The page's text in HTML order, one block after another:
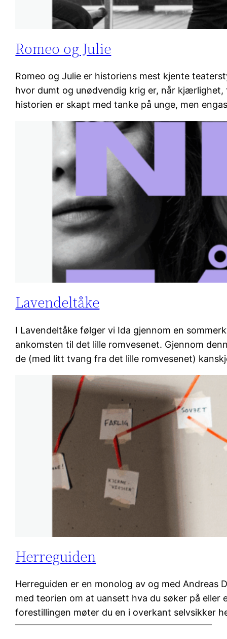
Romeo og Julie
Romeo og Julie er historiens mest kjente
hvor dumt og unødvendig krig er, når
historien er skapt med tanke på unge, men
Lavendeltåke
I Lavendeltåke følger vi Ida gjennom en
ankomsten til det lille romvesenet. Gjennom
de (med litt tvang fra det lille romvesenet)
Herreguiden
Herreguiden er en monolog av og med Andreas
med teorien om at uansett hva du søker på
forestillingen møter du en i overkant selvsikker